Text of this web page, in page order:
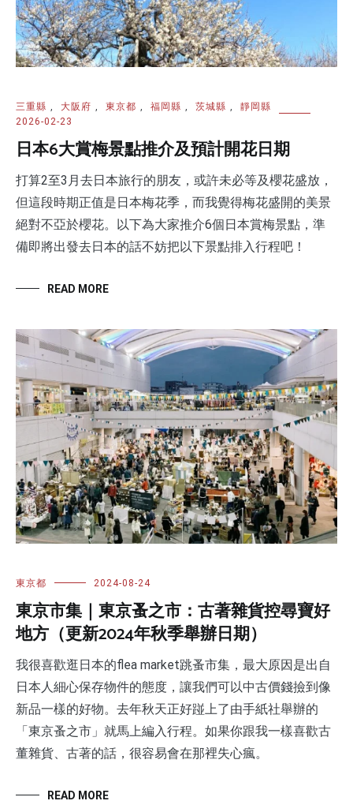
三重縣 , 大阪府 , 東京都 , 福岡縣 , 茨城縣 ,
靜岡縣
2026-02-23
日本6大賞梅景點推介及預計開花日期
打算2至3月去日本旅行的朋友，或許未必等及櫻花盛放，
但這段時期正值是日本梅花季，而我覺得梅花盛開的美景
絕對不亞於櫻花。以下為大家推介6個日本賞梅景點，準
備即將出發去日本的話不妨把以下景點排入行程吧！
READ MORE
東京都 2024-08-24
東京市集｜東京蚤之市：古著雜貨控尋寶好
地方（更新2024年秋季舉辦日期）
我很喜歡逛日本的flea market跳蚤市集，最大原因是出自
日本人細心保存物件的態度，讓我們可以中古價錢撿到像
新品一樣的好物。去年秋天正好踫上了由手紙社舉辦的
「東京蚤之市」就馬上編入行程。如果你跟我一樣喜歡古
董雜貨、古著的話，很容易會在那裡失心瘋。
READ MORE